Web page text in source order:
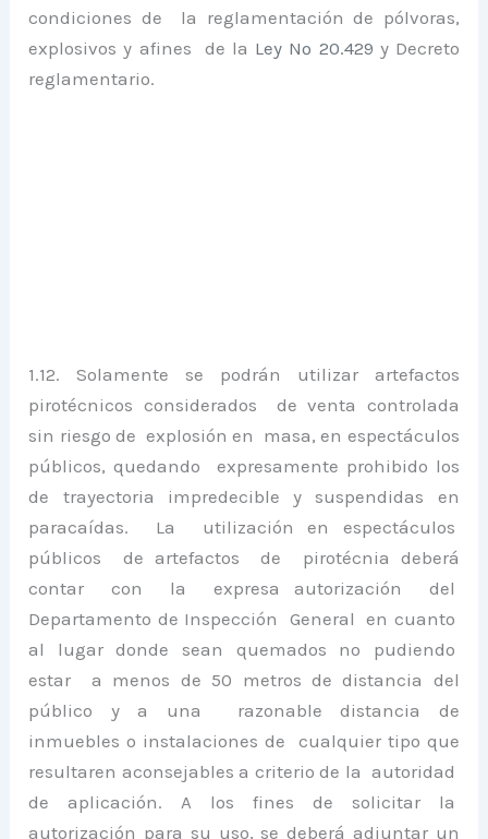
condiciones de la reglamentación de pólvoras,
explosivos y afines de la Ley Nº 20.429 y Decreto
reglamentario.
1.12. Solamente se podrán utilizar artefactos
pirotécnicos considerados de venta controlada
sin riesgo de explosión en masa, en espectáculos
públicos, quedando expresamente prohibido los
de trayectoria impredecible y suspendidas en
paracaídas. La utilización en espectáculos
públicos de artefactos de pirotécnia deberá
contar con la expresa autorización del
Departamento de Inspección General en cuanto
al lugar donde sean quemados no pudiendo
estar a menos de 50 metros de distancia del
público y a una razonable distancia de
inmuebles o instalaciones de cualquier tipo que
resultaren aconsejables a criterio de la autoridad
de aplicación. A los fines de solicitar la
autorización para su uso, se deberá adjuntar un